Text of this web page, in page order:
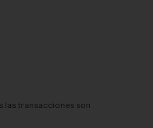
las transacciones son